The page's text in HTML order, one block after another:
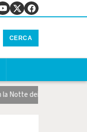
CERCA
dei Calendari